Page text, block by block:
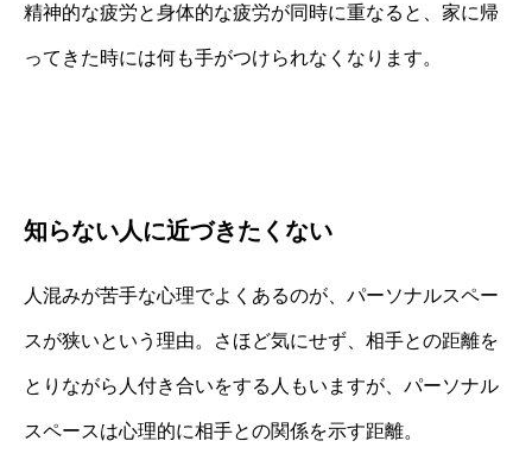
精神的な疲労と身体的な疲労が同時に重なると、家に帰
ってきた時には何も手がつけられなくなります。
知らない人に近づきたくない
人混みが苦手な心理でよくあるのが、パーソナルスペー
スが狭いという理由。さほど気にせず、相手との距離を
とりながら人付き合いをする人もいますが、パーソナル
スペースは心理的に相手との関係を示す距離。